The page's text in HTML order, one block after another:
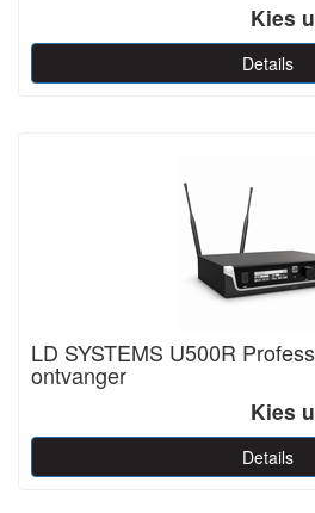
Kies
Details
LD SYSTEMS U500R
ontvanger
Kies
Details